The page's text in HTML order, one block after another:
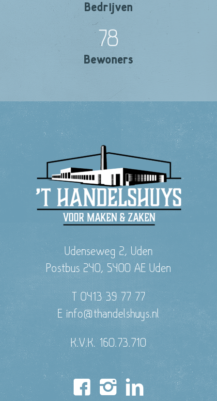
Bedrijven
78
Bewoners
Udenseweg 2, Uden
Postbus 240, 5400 AE Uden
T 0413 39 77 77
E info@thandelshuys.nl
K.V.K. 160.73.710